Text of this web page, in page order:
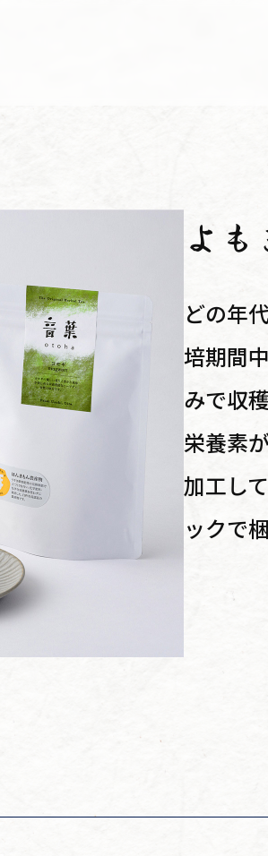
よ
どの年
培期間
みで収
栄養素
加工し
ックで